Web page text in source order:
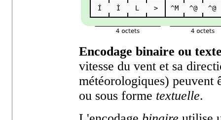
Encodage binaire ou
vitesse du vent et sa
météorologiques) peuvent
ou sous forme textuelle.